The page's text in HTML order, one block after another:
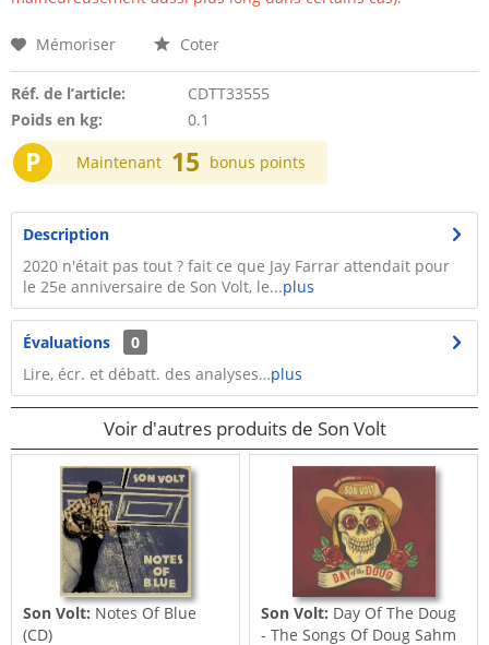
Mémoriser Coter
Réf. de l’article:
CDTT33555
Poids en kg:
0.1
P Maintenant 15 bonus points
Description
2020 n'était pas tout ? fait ce que Jay Farrar attendait pour
le 25e anniversaire de Son Volt, le...plus
Évaluations
0
Lire, écr. et débatt. des analyses…plus
Voir d'autres produits de Son Volt
Son Volt: Notes Of Blue
(CD)
Son Volt: Day Of The Doug
- The Songs Of Doug Sahm